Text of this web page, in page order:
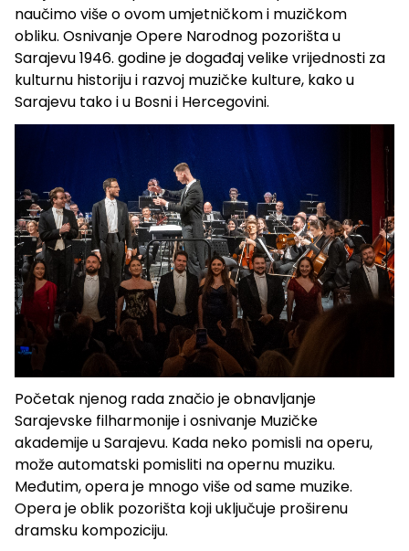
naučimo više o ovom umjetničkom i muzičkom
obliku. Osnivanje Opere Narodnog pozorišta u
Sarajevu 1946. godine je događaj velike vrijednosti za
kulturnu historiju i razvoj muzičke kulture, kako u
Sarajevu tako i u Bosni i Hercegovini.
Početak njenog rada značio je obnavljanje
Sarajevske filharmonije i osnivanje Muzičke
akademije u Sarajevu. Kada neko pomisli na operu,
može automatski pomisliti na opernu muziku.
Međutim, opera je mnogo više od same muzike.
Opera je oblik pozorišta koji uključuje proširenu
dramsku kompoziciju.